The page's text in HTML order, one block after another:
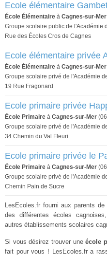
Ecole élémentaire
École Élémentaire à Cagnes-sur-Mer
Groupe scolaire public de l'Académie
Rue des Écoles Cros de Cagnes
Ecole élémentaire privée
École Élémentaire à Cagnes-sur-Mer
Groupe scolaire privé de l'Académie
19 Rue Fragonard
Ecole primaire privée
École Primaire à Cagnes-sur-Mer
Groupe scolaire privé de l'Académie
34 Chemin du Val Fleuri
Ecole primaire privée le
École Primaire à Cagnes-sur-Mer
Groupe scolaire privé de l'Académie
Chemin Pain de Sucre
LesEcoles.fr fourni aux parents
des différentes écoles
autres établissements scolaires
Si vous désirez trouver uneécole
fait pour vous ! LesEcoles.fr a